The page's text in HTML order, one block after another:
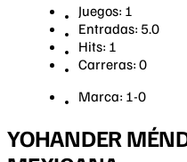
Juegos: 1
Entradas: 5.0
Hits: 1
Carreras: 0
Marca: 1-0
YOHANDER